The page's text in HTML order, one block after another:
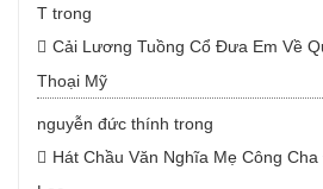
T trong
Cải Lương Tuồng Cổ Đưa Em Về
Thoại Mỹ
nguyễn đức thính trong
Hát Chầu Văn Nghĩa Mẹ Công